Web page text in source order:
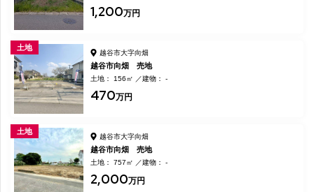
1,200万円
土地
越谷市大字向畑
越谷市向畑 売地
土地： 156㎡ 建物： -
470万円
土地
越谷市大字向畑
越谷市向畑 売地
土地： 757㎡ 建物： -
2,000万円